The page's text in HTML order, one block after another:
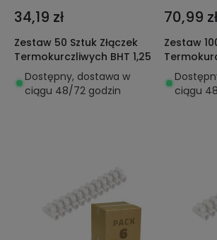
34,19 zł
Zestaw 50 Sztuk Złączek
Termokurczliwych BHT 1,25
Dostępny, dostawa w
ciągu 48/72 godzin
70,99 zł
Zestaw
ciągu